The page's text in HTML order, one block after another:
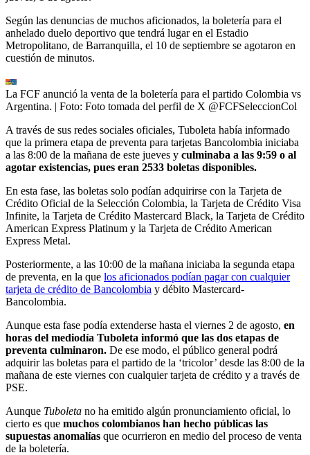
Según las denuncias de muchos aficionados, la boletería para el
anhelado duelo deportivo que tendrá lugar en el Estadio
Metropolitano, de Barranquilla, el 10 de septiembre se agotaron en
cuestión de minutos.
La FCF anunció la venta de la boletería para el partido Colombia vs
Argentina. | Foto: Foto tomada del perfil de X @FCFSeleccionCol
A través de sus redes sociales oficiales, Tuboleta había informado
que la primera etapa de preventa para tarjetas Bancolombia iniciaba
a las 8:00 de la mañana de este jueves y culminaba a las 9:59 o al
agotar existencias, pues eran 2533 boletas disponibles.
En esta fase, las boletas solo podían adquirirse con la Tarjeta de
Crédito Oficial de la Selección Colombia, la Tarjeta de Crédito Visa
Infinite, la Tarjeta de Crédito Mastercard Black, la Tarjeta de Crédito
American Express Platinum y la Tarjeta de Crédito American
Express Metal.
Posteriormente, a las 10:00 de la mañana iniciaba la segunda etapa
de preventa, en la que los aficionados podían pagar con cualquier
tarjeta de crédito de Bancolombia y débito Mastercard-
Bancolombia.
Aunque esta fase podía extenderse hasta el viernes 2 de agosto, en
horas del mediodía Tuboleta informó que las dos etapas de
preventa culminaron. De ese modo, el público general podrá
adquirir las boletas para el partido de la ‘tricolor’ desde las 8:00 de la
mañana de este viernes con cualquier tarjeta de crédito y a través de
PSE.
Aunque Tuboleta no ha emitido algún pronunciamiento oficial, lo
cierto es que muchos colombianos han hecho públicas las
supuestas anomalías que ocurrieron en medio del proceso de venta
de la boletería.